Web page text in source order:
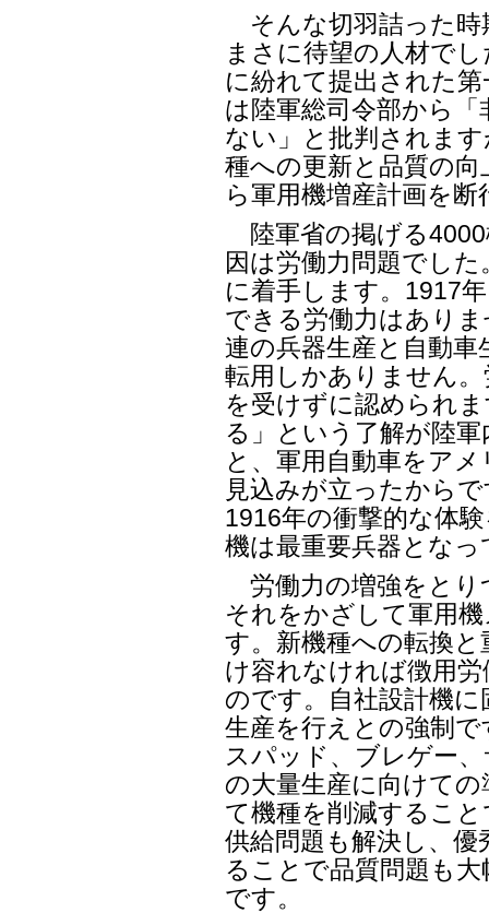
そんな切羽詰った時
まさに待望の人材で
に紛れて提出された
は陸軍総司令部から
ない」と批判されま
種への更新と品質の
ら軍用機増産計画を
陸軍省の掲げる
因は労働力問題でし
に着手します。1917
できる労働力はあり
連の兵器生産と自動
転用しかありません
を受けずに認められ
る」という了解が陸
と、軍用自動車をア
見込みが立ったから
1916年の衝撃的な体
機は最重要兵器とな
労働力の増強をとり
それをかざして軍用
す。新機種への転換
け容れなければ徴用
のです。自社設計機
生産を行えとの強制
スパッド、ブレゲー
の大量生産に向けて
て機種を削減するこ
供給問題も解決し、
ることで品質問題も
です。